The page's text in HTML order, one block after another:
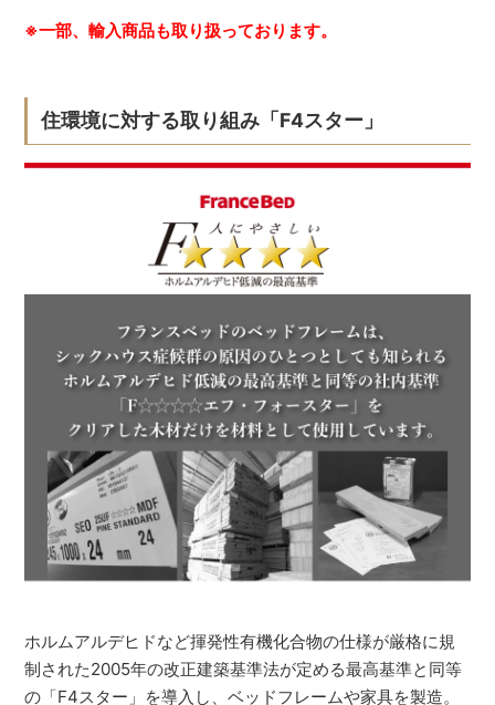
※一部、輸入商品も取り扱っております。
住環境に対する取り組み「F4スター」
ホルムアルデヒドなど揮発性有機化合物の仕様が厳格に規
制された2005年の改正建築基準法が定める最高基準と同等
の「F4スター」を導入し、ベッドフレームや家具を製造。